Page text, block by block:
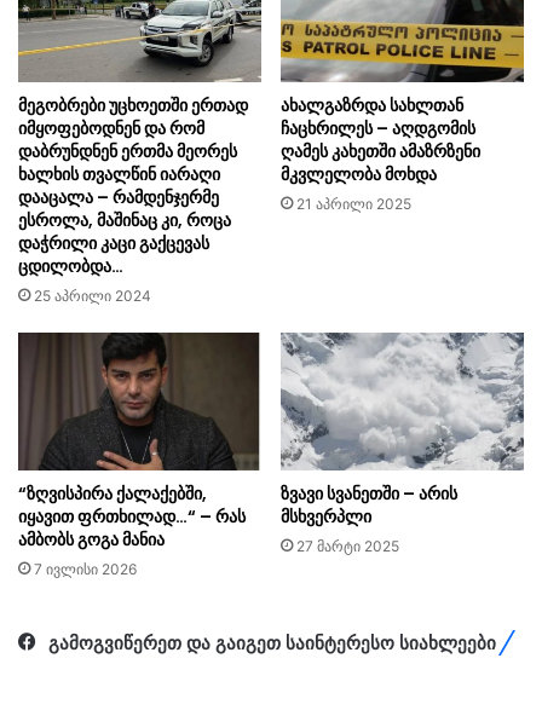
მეგობრები უცხოეთში ერთად
იმყოფებოდნენ და რომ
დაბრუნდნენ ერთმა მეორეს
ხალხის თვალწინ იარაღი
დააცალა – რამდენჯერმე
ესროლა, მაშინაც კი, როცა
დაჭრილი კაცი გაქცევას
ცდილობდა…
25 აპრილი 2024
ახალგაზრდა სახლთან
ჩაცხრილეს – აღდგომის
ღამეს კახეთში ამაზრზენი
მკვლელობა მოხდა
21 აპრილი 2025
“ზღვისპირა ქალაქებში,
იყავით ფრთხილად…“ – რას
ამბობს გოგა მანია
7 ივლისი 2026
ზვავი სვანეთში – არის
მსხვერპლი
27 მარტი 2025
გამოგვიწერეთ და გაიგეთ საინტერესო სიახლეები